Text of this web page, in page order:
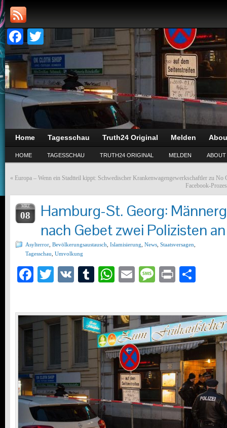
Facebook
Twitter
Home Tagesschau Truth24 Original Melden
HOME TAGESSCHAU TRUTH24 ORIGINAL MELDEN ABOUT
« Europa – Wenn ein Stadtteil kippt: Schwedischer Krankenwagengewerkschaftler zu No
Facebook-
MRZ
08
Hamburg-St. Georg:
nach Gebet zwei Polizisten an
Asylterror Bevölkerungsaustausch Islamisierung News Staatsversagen
Tagesschau Umvolkung
Facebook
Twitter
VK Tumblr
WhatsApp
EmailMessage
Print